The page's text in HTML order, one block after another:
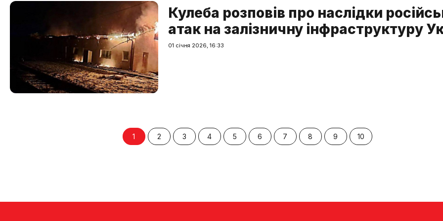
Кулеба розповів про наслідки
атак на залізничну інфраструктуру
01 січня 2026, 16:33
1 2 3 4 5 6 7 8 9 10